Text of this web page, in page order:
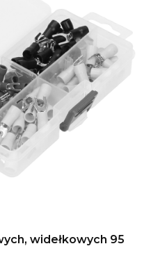
widełkowych 95